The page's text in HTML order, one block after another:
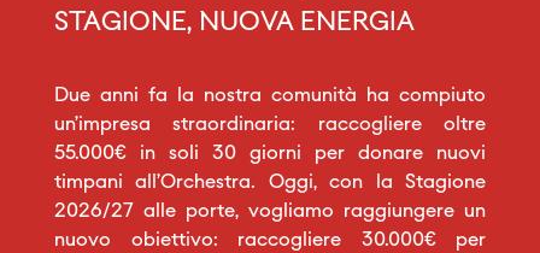
STAGIONE, NUOVA ENERGIA
Due anni fa la nostra comunità ha compiuto
un’impresa straordinaria: raccogliere oltre
55.000€ in soli 30 giorni per donare nuovi
timpani all’Orchestra. Oggi, con la Stagione
2026/27 alle porte, vogliamo raggiungere un
nuovo obiettivo: raccogliere 30.000€ per